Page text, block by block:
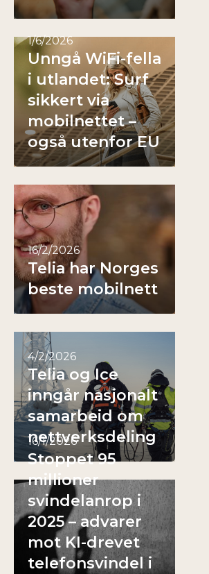
1/6/2026
Unngå WiFi-fella
i utlandet: Surf
sikkert via
mobilnettet –
også utenfor EU
16/2/2026
Telia har Norges
beste mobilnett
4/2/2026
Telia og Ice
inngår nasjonalt
samarbeid om
nettverksdeling
16/1/2026
Stoppet 95
millioner
svindelanrop i
2025 – advarer
mot KI-drevet
telefonsvindel i